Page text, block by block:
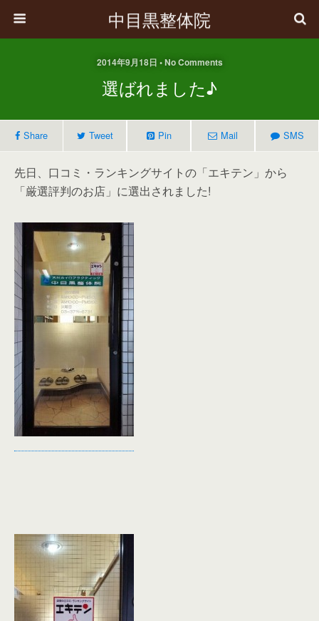
中目黒整体院
2014年9月18日 • No Comments
選ばれました♪
Share Tweet Pin Mail SMS
先日、口コミ・ランキングサイトの「エキテン」から
「厳選評判のお店」に選出されました!